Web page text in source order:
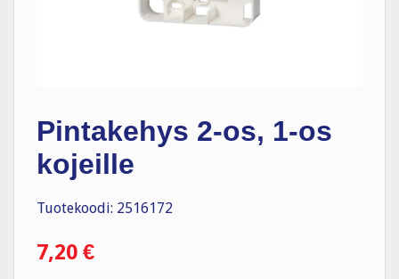
Pintakehys 2-os, 1-os
kojeille
Tuotekoodi: 2516172
7,20 €